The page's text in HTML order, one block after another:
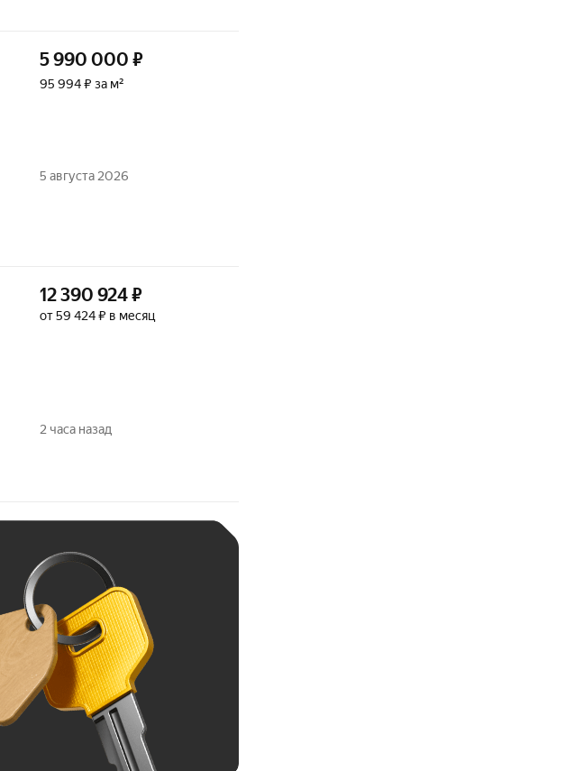
5 990 000 ₽
95 994 ₽ за м²
5 августа 2026
12 390 924₽
от 59 424 ₽ в месяц
2 часа назад